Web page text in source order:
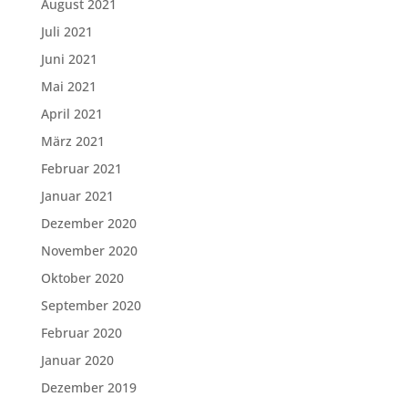
August 2021
Juli 2021
Juni 2021
Mai 2021
April 2021
März 2021
Februar 2021
Januar 2021
Dezember 2020
November 2020
Oktober 2020
September 2020
Februar 2020
Januar 2020
Dezember 2019